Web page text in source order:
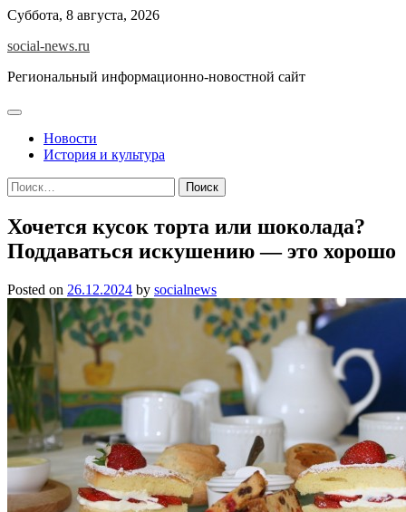
Skip
content
Суббота, 8 августа, 2026
social-news.ru
Региональный информационно-новостной сайт
Новости
История и культура
Найти:
Хочется кусок торта или шоколада?
Поддаваться искушению — это хорошо
Posted on 26.12.2024 by socialnews